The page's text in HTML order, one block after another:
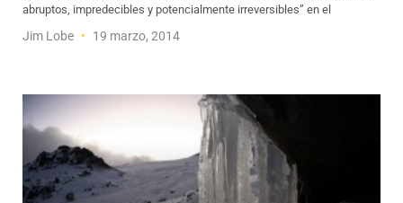
abruptos, impredecibles y potencialmente irreversibles” en el
Jim Lobe 19 marzo, 2014